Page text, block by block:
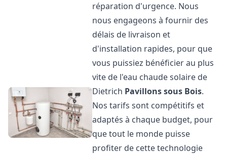
réparation d'urgence. Nous
nous engageons à fournir des
délais de livraison et
d'installation rapides, pour que
vous puissiez bénéficier au plus
vite de l'eau chaude solaire de
Dietrich Pavillons sous Bois.
Nos tarifs sont compétitifs et
adaptés à chaque budget, pour
que tout le monde puisse
profiter de cette technologie